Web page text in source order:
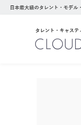
日本最大級のタレント・モデ
タレント・キャステ